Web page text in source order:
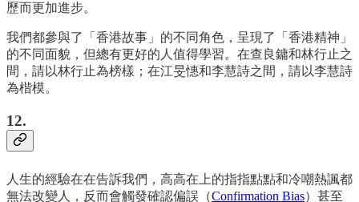
歷而更加進步。
我們都參與了「香港故事」的不同角色，呈現了「香港精神」
的不同面貌，但總有更好的人值得學習。在查良鏞和林行止之
間，請以林行止為榜樣；在江旻憓和李慧詩之間，請以李慧詩
為楷模。
12.
人生的經驗在在告訴我們，高高在上的指指點點和冷嘲熱諷都
無法改變人，反而會觸發確認偏誤（Confirmation Bias）甚至